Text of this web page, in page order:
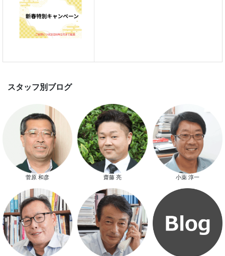
新春特別キャンペーン
菅原 和彦 齋藤 亮 小薬 淳一